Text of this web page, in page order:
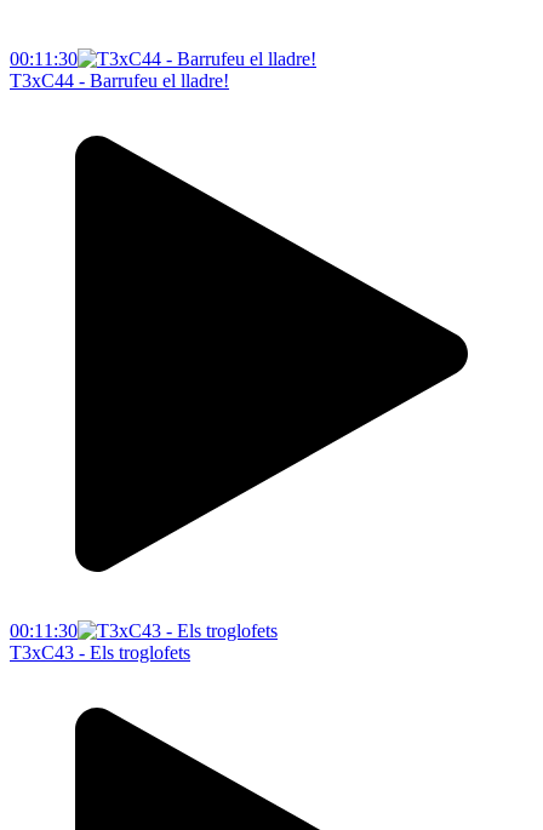
00:11:30
T3xC44 - Barrufeu el lladre!
00:11:30
T3xC43 - Els troglofets